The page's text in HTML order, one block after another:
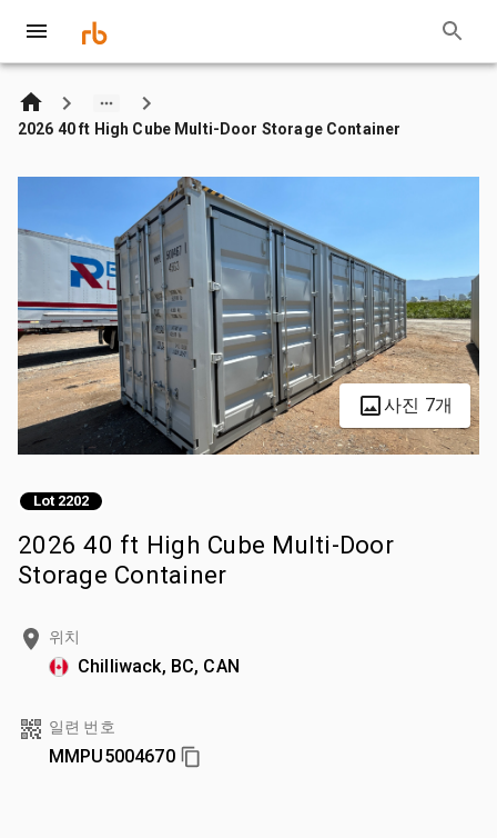
2026 40 ft High Cube Multi-Door Storage Container
사진 7개
Lot 2202
2026 40 ft High Cube Multi-Door
Storage Container
위치
Chilliwack, BC, CAN
일련 번호
MMPU5004670